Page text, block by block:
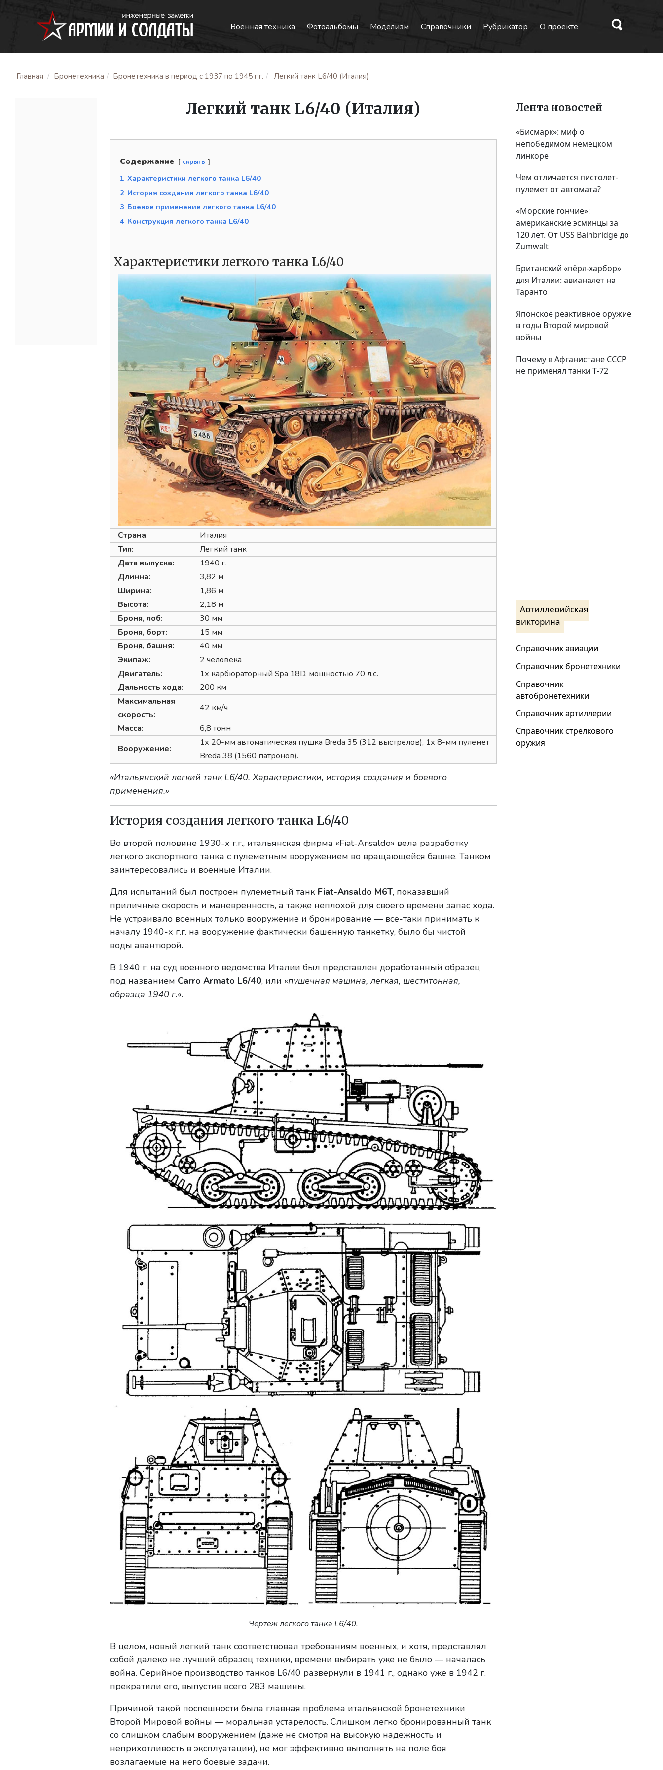
Военная техника Фотоальбомы Моделизм Справочники Рубрикатор О проекте
Главная Бронетехника Бронетехника в период с 1937 по 1945 г.г. Легкий танк L6/40 (Италия)
Легкий танк L6/40 (Италия)
Содержание скрыть
1 Характеристики легкого танка L6/40
2 История создания легкого танка L6/40
3 Боевое применение легкого танка L6/40
4 Конструкция легкого танка L6/40
Характеристики легкого танка L6/40
Страна:
Италия
Тип:
Легкий танк
Дата выпуска:
1940 г.
Длинна:
3,82 м
Ширина:
1,86 м
Высота:
2,18 м
Броня, лоб:
30 мм
Броня, борт:
15 мм
Броня, башня:
40 мм
Экипаж:
2 человека
Двигатель:
1х карбюраторный Spa 18D, мощностью 70 л.с.
Дальность хода:
200 км
Максимальная
скорость:
42 км/ч
Масса:
6,8 тонн
Вооружение:
1х 20-мм автоматическая пушка Breda 35 (312 выстрелов), 1х 8-мм пулемет
Breda 38 (1560 патронов).
«Итальянский легкий танк L6/40. Характеристики, история создания и боевого
применения.»
История создания легкого танка L6/40
Во второй половине 1930-х г.г., итальянская фирма «Fiat-Ansaldo» вела разработку
легкого экспортного танка с пулеметным вооружением во вращающейся башне. Танком
заинтересовались и военные Италии.
Для испытаний был построен пулеметный танк Fiat-Ansaldo М6Т, показавший
приличные скорость и маневренность, а также неплохой для своего времени запас хода.
Не устраивало военных только вооружение и бронирование — все-таки принимать к
началу 1940-х г.г. на вооружение фактически башенную танкетку, было бы чистой
воды авантюрой.
В 1940 г. на суд военного ведомства Италии был представлен доработанный образец
под названием Carro Armato L6/40, или «пушечная машина, легкая, шеститонная,
образца 1940 г.«.
Чертеж легкого танка L6/40.
В целом, новый легкий танк соответствовал требованиям военных, и хотя, представлял
собой далеко не лучший образец техники, времени выбирать уже не было — началась
война. Серийное производство танков L6/40 развернули в 1941 г., однако уже в 1942 г.
прекратили его, выпустив всего 283 машины.
Причиной такой поспешности была главная проблема итальянской бронетехники
Второй Мировой войны — моральная устарелость. Слишком легко бронированный танк
со слишком слабым вооружением (даже не смотря на высокую надежность и
неприхотливость в эксплуатации), не мог эффективно выполнять на поле боя
возлагаемые на него боевые задачи.
Лента новостей
«Бисмарк»: миф о
непобедимом немецком
линкоре
Чем отличается пистолет-
пулемет от автомата?
«Морские гончие»:
американские эсминцы за
120 лет. От USS Bainbridge до
Zumwalt
Британский «пёрл-харбор»
для Италии: авианалет на
Таранто
Японское реактивное оружие
в годы Второй мировой
войны
Почему в Афганистане СССР
не применял танки Т‑72
Артиллерийская
викторина
Справочник авиации
Справочник бронетехники
Справочник
автобронетехники
Справочник артиллерии
Справочник стрелкового
оружия